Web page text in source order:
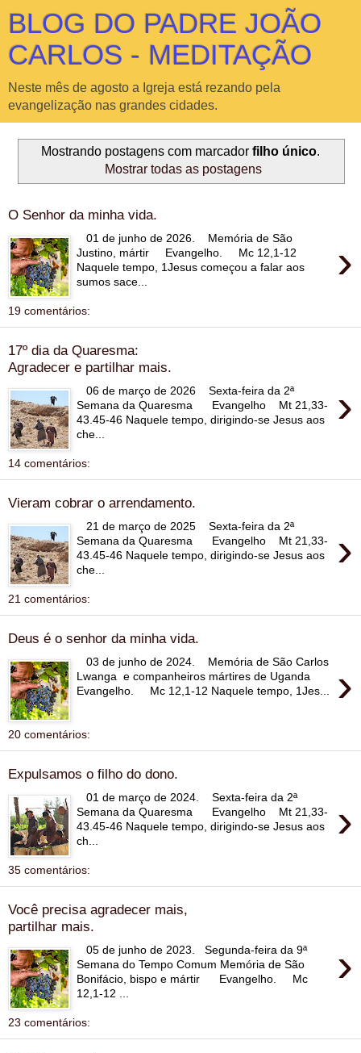
BLOG DO PADRE JOÃO
CARLOS - MEDITAÇÃO
Neste mês de agosto a Igreja está rezando pela
evangelização nas grandes cidades.
Mostrando postagens com marcador filho único.
Mostrar todas as postagens
O Senhor da minha vida.
›
01 de junho de 2026. Memória de São
Justino, mártir Evangelho. Mc 12,1-12
Naquele tempo, 1Jesus começou a falar aos
sumos sace...
19 comentários:
17º dia da Quaresma:
Agradecer e partilhar mais.
›
06 de março de 2026 Sexta-feira da 2ª
Semana da Quaresma Evangelho Mt 21,33-
43.45-46 Naquele tempo, dirigindo-se Jesus aos
che...
14 comentários:
Vieram cobrar o arrendamento.
›
21 de março de 2025 Sexta-feira da 2ª
Semana da Quaresma Evangelho Mt 21,33-
43.45-46 Naquele tempo, dirigindo-se Jesus aos
che...
21 comentários:
Deus é o senhor da minha vida.
›
03 de junho de 2024. Memória de São Carlos
Lwanga e companheiros mártires de Uganda
Evangelho. Mc 12,1-12 Naquele tempo, 1Jes...
20 comentários:
Expulsamos o filho do dono.
›
01 de março de 2024. Sexta-feira da 2ª
Semana da Quaresma Evangelho Mt 21,33-
43.45-46 Naquele tempo, dirigindo-se Jesus aos
ch...
35 comentários:
Você precisa agradecer mais,
partilhar mais.
›
05 de junho de 2023. Segunda-feira da 9ª
Semana do Tempo Comum Memória de São
Bonifácio, bispo e mártir Evangelho. Mc
12,1-12 ...
23 comentários: